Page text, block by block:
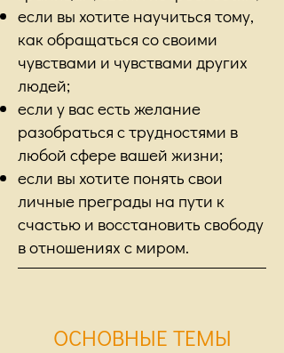
если вы хотите научиться тому,
как обращаться со своими
чувствами и чувствами других
людей;
если у вас есть желание
разобраться с трудностями в
любой сфере вашей жизни;
если вы хотите понять свои
личные преграды на пути к
счастью и восстановить свободу
в отношениях с миром.
ОСНОВНЫЕ ТЕМЫ